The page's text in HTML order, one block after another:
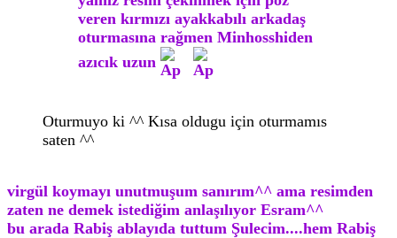
veren kırmızı ayakkabılı arkadaş
oturmasına rağmen Minhosshiden
azıcık uzun
Oturmuyo ki ^^ Kısa oldugu için oturmamıs
saten ^^
virgül koymayı unutmuşum sanırım^^ ama resimden
zaten ne demek istediğim anlaşılıyor Esram^^
bu arada Rabiş ablayıda tuttum Şulecim....hem Rabiş